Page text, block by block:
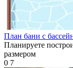
План бани с
Планируете
размером
0 7